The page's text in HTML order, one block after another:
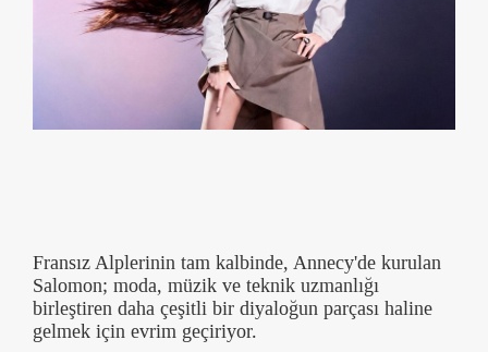
Fransız Alplerinin tam kalbinde, Annecy'de kurulan
Salomon; moda, müzik ve teknik uzmanlığı
birleştiren daha çeşitli bir diyaloğun parçası haline
gelmek için evrim geçiriyor.